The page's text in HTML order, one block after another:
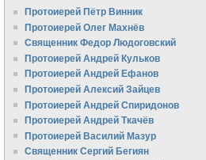
Протоиерей Пётр Винник
Протоиерей Олег Махнёв
Священник Федор Людоговский
Протоиерей Андрей Кульков
Протоиерей Андрей Ефанов
Протоиерей Алексий Зайцев
Протоиерей Андрей Спиридонов
Протоиерей Андрей Ткачёв
Протоиерей Василий Мазур
Священник Сергий Бегиян